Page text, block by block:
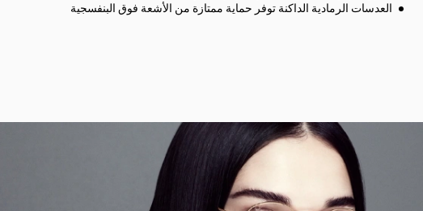
العدسات الرمادية الداكنة توفر حماية ممتازة من الأشعة فوق البنفسجية